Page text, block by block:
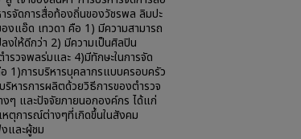
จัดการสื่อท้องถิ่นของวัชรพล ลิมปะ
แอ๊ด เทวดา คือ 1) มีความสามารถ
งให้ดีกว่า 2) มีความเป็นศิลปิน
รวจพลร่มและ 4)มีทักษะในการจัด
1)การบริหารบุคลากรแบบครอบครัว
หารการผลิตด้วยวิธีการของตำรวจ
ๆ และปัจจัยภายนอกองค์กร ได้แก่
ตุการณ์ต่างๆที่เกิดขึ้นในสังคม
และผู้ชม